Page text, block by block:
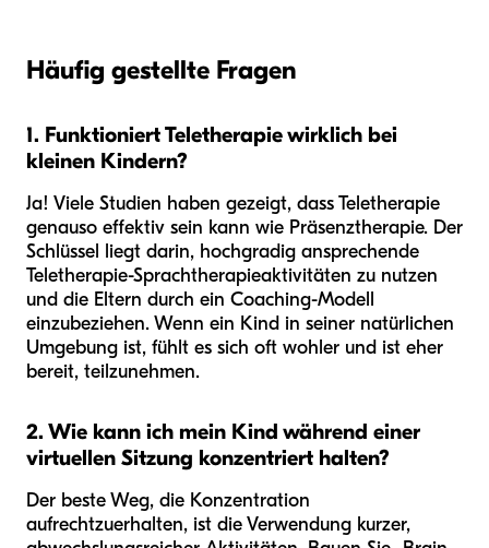
Häufig gestellte Fragen
1. Funktioniert Teletherapie wirklich bei
kleinen Kindern?
Ja! Viele Studien haben gezeigt, dass Teletherapie
genauso effektiv sein kann wie Präsenztherapie. Der
Schlüssel liegt darin, hochgradig ansprechende
Teletherapie-Sprachtherapieaktivitäten zu nutzen
und die Eltern durch ein Coaching-Modell
einzubeziehen. Wenn ein Kind in seiner natürlichen
Umgebung ist, fühlt es sich oft wohler und ist eher
bereit, teilzunehmen.
2. Wie kann ich mein Kind während einer
virtuellen Sitzung konzentriert halten?
Der beste Weg, die Konzentration
aufrechtzuerhalten, ist die Verwendung kurzer,